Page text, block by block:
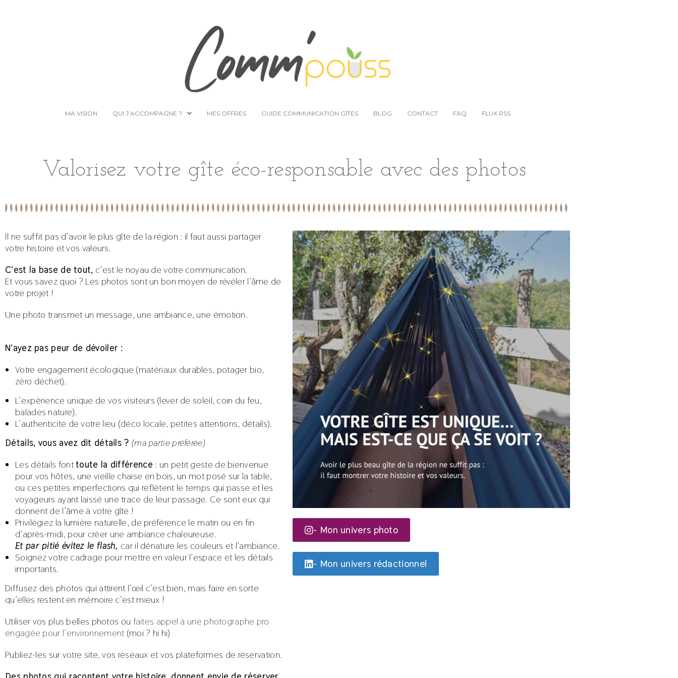
MA VISION QUI J’ACCOMPAGNE ? MES OFFRES GUIDE COMMUNICATION GÎTES BLOG CONTACT FAQ FLUX RSS
Valorisez votre gîte éco-responsable avec des photos
Il ne suffit pas d’avoir le plus gîte de la région : il faut aussi partager
votre histoire et vos valeurs.
C’est la base de tout, c’est le noyau de votre communication.
Et vous savez quoi ? Les photos sont un bon moyen de révéler l’âme de
votre projet !
Une photo transmet un message, une ambiance, une émotion.
N’ayez pas peur de dévoiler :
Votre engagement écologique (matériaux durables, potager bio,
zéro déchet).
L’expérience unique de vos visiteurs (lever de soleil, coin du feu,
balades nature).
L’authenticité de votre lieu (déco locale, petites attentions, détails).
Détails, vous avez dit détails ? (ma partie préférée)
Les détails fonttoute la différence : un petit geste de bienvenue
pour vos hôtes, une vieille chaise en bois, un mot posé sur la table,
ou ces petites imperfections qui reflètent le temps qui passe et les
voyageurs ayant laissé une trace de leur passage. Ce sont eux qui
donnent de l’âme à votre gîte !
Privilégiez la lumière naturelle, de préférence le matin ou en fin
d’après-midi, pour créer une ambiance chaleureuse.
Et par pitié évitez le flash, car il dénature les couleurs et l’ambiance.
Soignez votre cadrage pour mettre en valeur l’espace et les détails
importants.
Diffusez des photos qui attirent l’œil c’est bien, mais faire en sorte
qu’elles restent en mémoire c’est mieux !
Utiliser vos plus belles photos ou faites appel à une photographe pro
engagée pour l’environnement (moi ? hi hi)
Publiez-les sur votre site, vos réseaux et vos plateformes de réservation.
- Mon univers photo
- Mon univers rédactionnel